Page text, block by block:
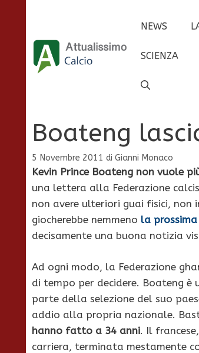
contenuto
NEWS
SCIENZA
Boateng
5 Novembre 2011 di Gianni Monaco
Kevin Prince Boateng non vuole
una lettera alla Federazione
non avere ulteriori guai fisici, non
giocherebbe nemmeno la prossima
decisamente una buona notizia
Ad ogni modo, la Federazione
di tempo per decidere. Boateng
parte della selezione del suo
addio alla propria nazionale.
hanno fatto a 34 anni. Il
carriera, terminata mestamente